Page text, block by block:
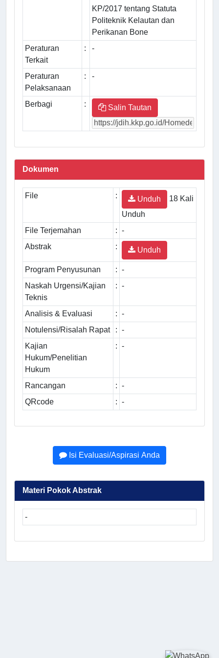
KP/2017 tentang Statuta
Politeknik Kelautan dan
Perikanan Bone
Peraturan
Terkait
: -
Peraturan
Pelaksanaan
: -
Berbagi : Salin Tautan
Dokumen
File : Unduh
18 Kali
Unduh
File Terjemahan
: -
Abstrak
: Unduh
Program Penyusunan : -
Naskah Urgensi/Kajian
Teknis
: -
Analisis & Evaluasi : -
Notulensi/Risalah Rapat
: -
Kajian
Hukum/Penelitian
Hukum
: -
Rancangan : -
QRcode
: -
Isi Evaluasi/Aspirasi Anda
Materi Pokok Abstrak
-